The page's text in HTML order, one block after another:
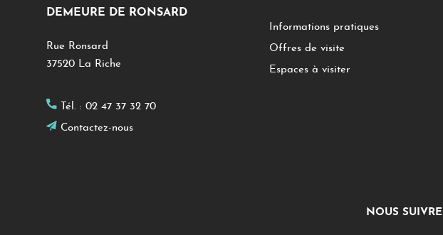
DEMEURE DE RONSARD
Rue Ronsard
37520 La Riche
Tél. : 02 47 37 32 70
Contactez-nous
Informations pratiques
Offres de visite
Espaces à visiter
NOUS SUIVRE